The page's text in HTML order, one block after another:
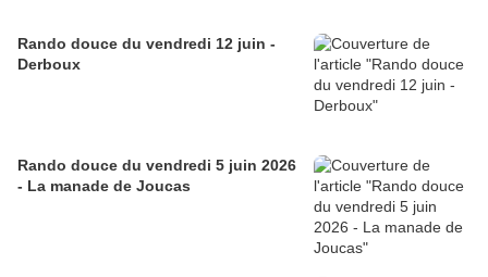
Rando douce du vendredi 12 juin -
Derboux
Rando douce du vendredi 5 juin 2026
- La manade de Joucas